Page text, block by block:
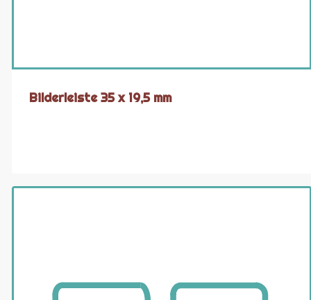
Bilderleiste 35 x 19,5 mm